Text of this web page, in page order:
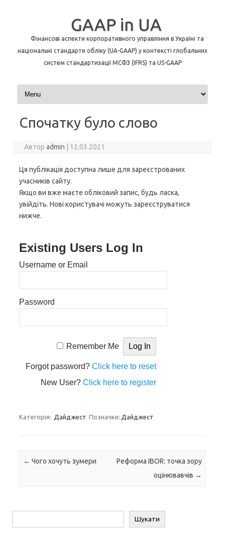
GAAP in UA
Фінансові аспекти корпоративного управління в Україні та
національні стандарти обліку (UA-GAAP) у контексті глобальних
систем стандартизації МСФЗ (IFRS) та US-GAAP
Перейти до контенту
Спочатку було слово
Авторadmin 12.03.2021
Ця публікація доступна лише для зареєстрованих
учасників сайту.
Якщо ви вже маєте обліковий запис, будь ласка,
увійдіть. Нові користувачі можуть зареєструватися
нижче.
Existing Users Log In
Username or Email
Password
Remember Me
Forgot password?Click here to reset
New User?Click here to register
Категорія: Дайджест Позначки: Дайджест
Навігація по запису
← Чого хочуть зумери
Реформа IBOR: точка зору
оцінювавчів →
Шукати